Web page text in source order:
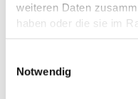
weiteren Daten
haben oder die sie im
gesammelt haben.
Notwendig